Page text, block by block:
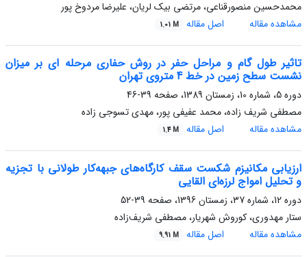
محمدحسین منصورقناعی، مرتضی بیک لریان، علیرضا مردوخ پور
مشاهده مقاله
اصل مقاله 1.01 M
تاثیر طول گام و مراحل حفر در روش حفاری مرحله ای بر میزان
نشست سطح زمین در خط 4 متروی تهران
دوره 5، شماره 10، زمستان 1389، صفحه
39-46
مصطفی شریف زاده، محمد عفیفی پور، مهدی تسوجی زاده
مشاهده مقاله
اصل مقاله 1.4 M
ارزیابی مکانیزم شکست سقف کارگاه‌های جبهه‌کار طولانی با تجزیه
و تحلیل امواج لرزه‌ای القایی
دوره 12، شماره 37، زمستان 1396، صفحه
39-52
ستار مهدوری، کوروش شهریار، مصطفی شریف‌زاده
مشاهده مقاله
اصل مقاله 9.91 M